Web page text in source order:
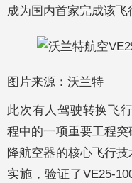
成为国内首家完成该飞
图片来源：沃兰特
此次有人驾驶转换飞
程中的一项重要工程
降航空器的核心飞行
实施，验证了VE25-